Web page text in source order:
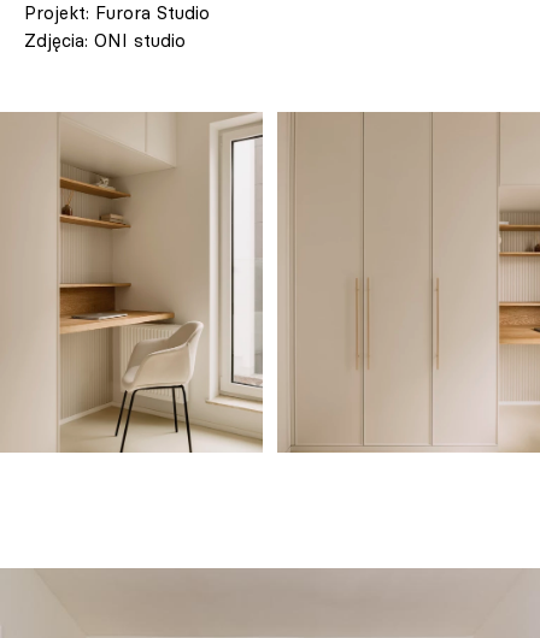
Projekt: Furora Studio
Zdjęcia: ONI studio